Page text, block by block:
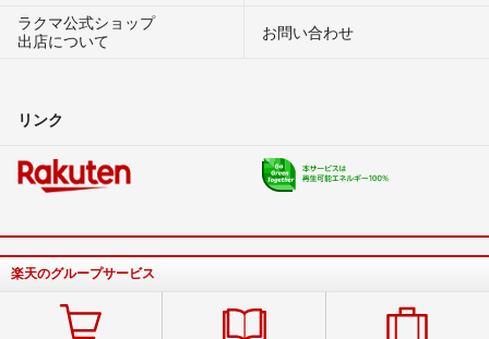
ラクマ公式ショップ
出店について
お問い合わせ
リンク
楽天のグループサービス